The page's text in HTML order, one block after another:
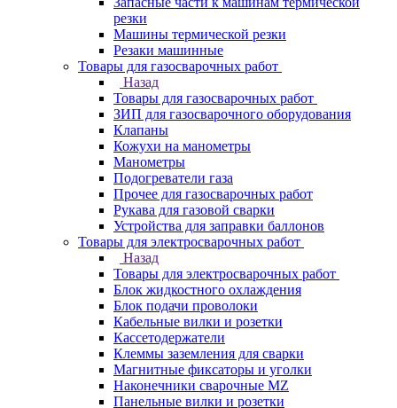
резки
Машины термической резки
Резаки машинные
Товары для газосварочных работ
Назад
Товары для газосварочных работ
ЗИП для газосварочного оборудования
Клапаны
Кожухи на манометры
Манометры
Подогреватели газа
Прочее для газосварочных работ
Рукава для газовой сварки
Устройства для заправки баллонов
Товары для электросварочных работ
Назад
Товары для электросварочных работ
Блок жидкостного охлаждения
Блок подачи проволоки
Кабельные вилки и розетки
Кассетодержатели
Клеммы заземления для сварки
Магнитные фиксаторы и уголки
Наконечники сварочные MZ
Панельные вилки и розетки